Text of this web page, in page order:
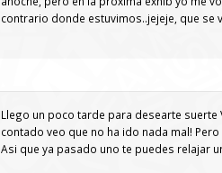
contrario donde estuvimos..jejeje, que se
Llego un poco tarde para desearte
contado veo que no ha ido nada mal!
Asi que ya pasado uno te puedes relajar